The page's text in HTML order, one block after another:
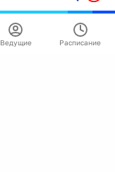
Ведущие Расписание